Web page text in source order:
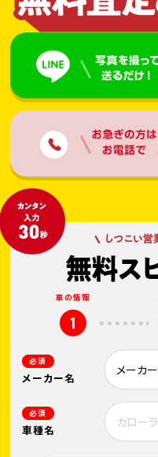
車の情報
1
必須
メーカー名
必須
車種名